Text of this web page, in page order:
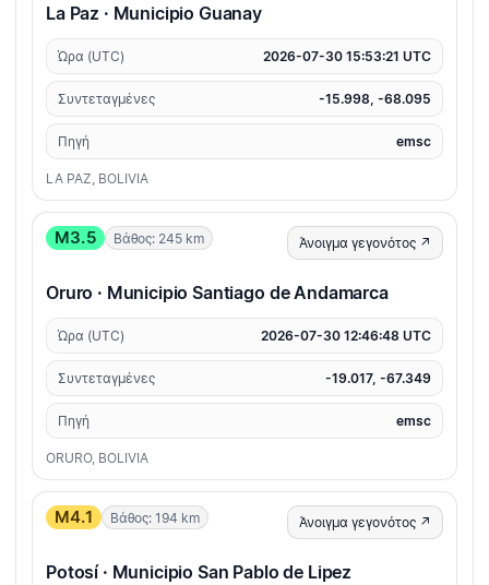
La Paz · Municipio Guanay
Ώρα (UTC) 2026-07-30 15:53:21 UTC
Συντεταγμένες -15.998, -68.095
Πηγή emsc
LA PAZ, BOLIVIA
M3.5 Βάθος: 245 km Άνοιγμα γεγονότος ↗
Oruro · Municipio Santiago de Andamarca
Ώρα (UTC) 2026-07-30 12:46:48 UTC
Συντεταγμένες -19.017, -67.349
Πηγή emsc
ORURO, BOLIVIA
M4.1 Βάθος: 194 km Άνοιγμα γεγονότος ↗
Potosí · Municipio San Pablo de Lipez